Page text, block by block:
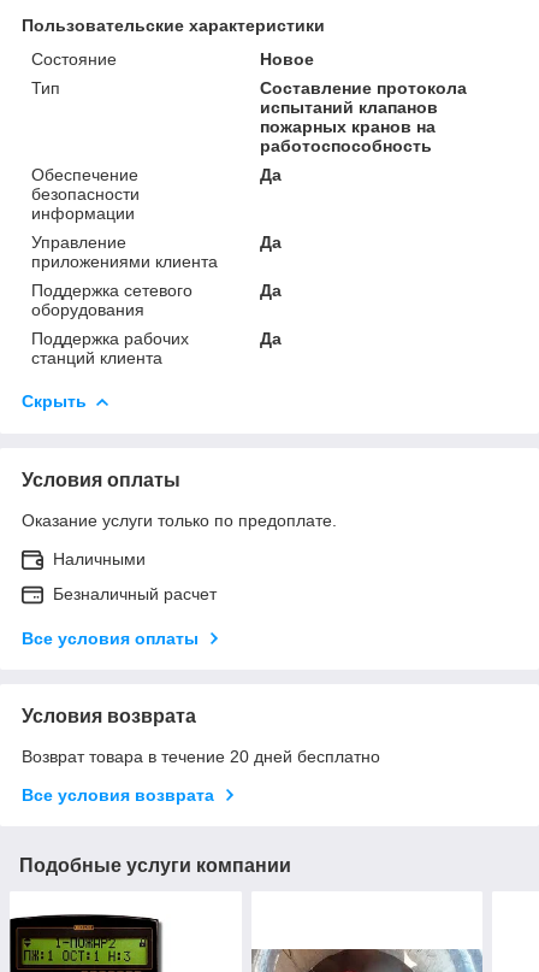
Пользовательские характеристики
Состояние
Новое
Тип
Составление протокола
испытаний клапанов
пожарных кранов на
работоспособность
Обеспечение
безопасности
информации
Да
Управление
приложениями клиента
Да
Поддержка сетевого
оборудования
Да
Поддержка рабочих
станций клиента
Да
Скрыть
Условия оплаты
Оказание услуги только по предоплате.
Наличными
Безналичный расчет
Все условия оплаты
Условия возврата
Возврат товара в течение 20 дней бесплатно
Все условия возврата
Подобные услуги компании